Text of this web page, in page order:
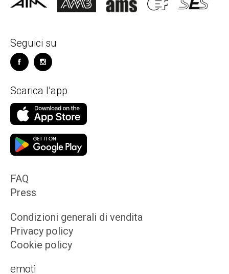
Seguici su
Scarica l’app
FAQ
Press
Condizioni generali di vendita
Privacy policy
Cookie policy
emotì